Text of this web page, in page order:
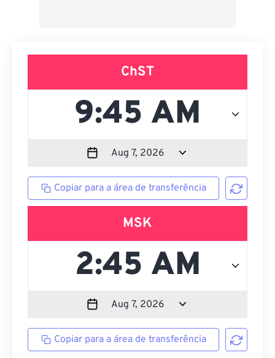
ChST
Copiar para a área de transferência
MSK
Copiar para a área de transferência